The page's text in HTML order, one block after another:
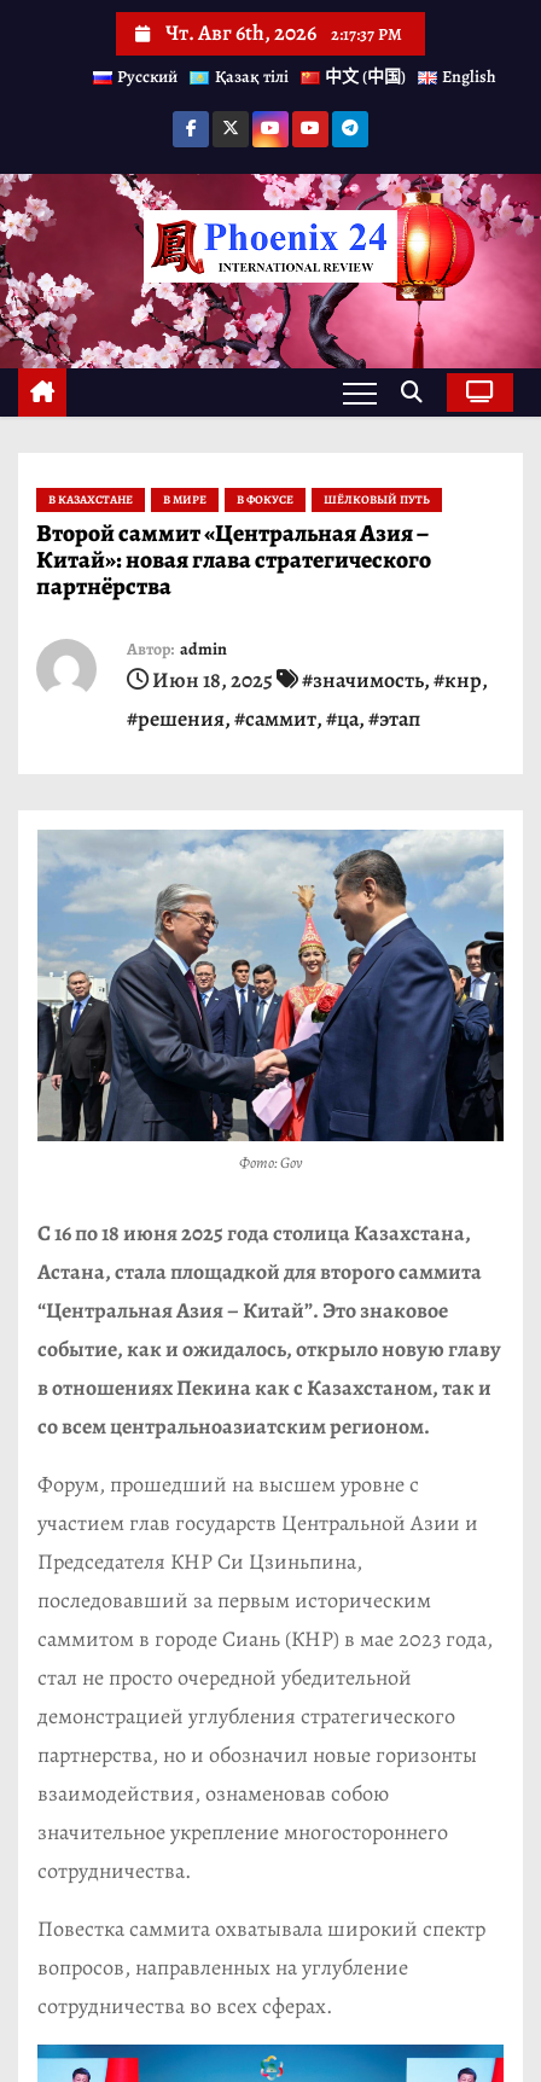
й
т
и
к
с
о
Чт. Авг 6th, 2026
2:17:38 PM
Русский
Қазақ тілі 中文 (中国) English
В КАЗАХСТАНЕ В МИРЕ В ФОКУСЕ ШЁЛКОВЫЙ ПУТЬ
Второй саммит «Центральная Азия –
Китай»: новая глава стратегического
партнёрства
Автор: admin
Июн 18, 2025 #значимость,#кнр,
#решения,#саммит,#ца,#этап
Фото: Gov
С 16 по 18 июня 2025 года столица Казахстана,
Астана, стала площадкой для второго саммита
“Центральная Азия – Китай”. Это знаковое
событие, как и ожидалось, открыло новую главу
в отношениях Пекина как с Казахстаном, так и
со всем центральноазиатским регионом.
Форум, прошедший на высшем уровне с
участием глав государств Центральной Азии и
Председателя КНР Си Цзиньпина,
последовавший за первым историческим
саммитом в городе Сиань (КНР) в мае 2023 года,
стал не просто очередной убедительной
демонстрацией углубления стратегического
партнерства, но и обозначил новые горизонты
взаимодействия, ознаменовав собою
значительное укрепление многостороннего
сотрудничества.
Повестка саммита охватывала широкий спектр
вопросов, направленных на углубление
сотрудничества во всех сферах.